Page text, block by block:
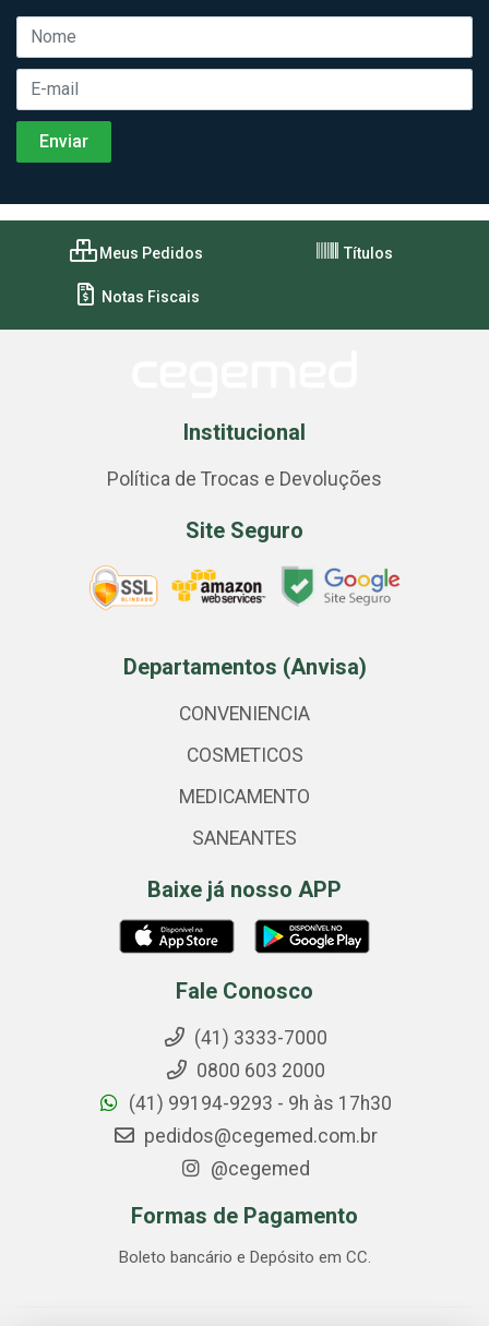
Meus Pedidos Títulos
Notas Fiscais
Institucional
Política de Trocas e Devoluções
Site Seguro
Departamentos (Anvisa)
CONVENIENCIA
COSMETICOS
MEDICAMENTO
SANEANTES
Baixe já nosso APP
Fale Conosco
(41) 3333-7000
0800 603 2000
(41) 99194-9293 - 9h às 17h30
pedidos@cegemed.com.br
@cegemed
Formas de Pagamento
Boleto bancário e Depósito em CC.